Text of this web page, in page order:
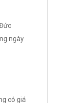
ngày
có giá